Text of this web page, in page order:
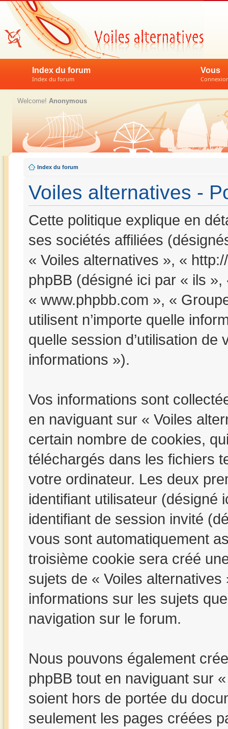
Index du forum
Index du forum
Vous
Welcome! Anonymous
Index du forum
Voiles alternatives -
Cette politique explique en
ses sociétés affiliées
« Voiles alternatives », «
phpBB (désigné ici par « ils
« www.phpbb.com », «
utilisent n’importe quelle
quelle session d’utilisation
informations »).
Vos informations sont
en naviguant sur « Voiles
certain nombre de cookies,
téléchargés dans les fichiers
votre ordinateur. Les deux
identifiant utilisateur (désigné
identifiant de session invité
vous sont automatiquement
troisième cookie sera créé
sujets de « Voiles
informations sur les sujets
navigation sur le forum.
Nous pouvons également
phpBB tout en naviguant sur
soient hors de portée du
seulement les pages créées